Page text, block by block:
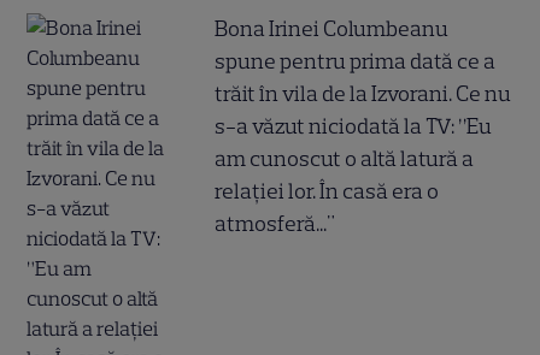
Bona Irinei Columbeanu
spune pentru prima dată ce a
trăit în vila de la Izvorani. Ce nu
s-a văzut niciodată la TV: ”Eu
am cunoscut o altă latură a
relației lor. În casă era o
atmosferă..."